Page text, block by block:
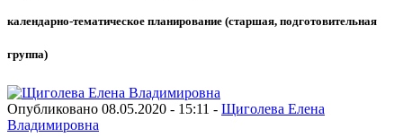
календарно-тематическое планирование (старшая, подготовительная
группа)
Опубликовано 08.05.2020 - 15:11 - Щиголева Елена
Владимировна